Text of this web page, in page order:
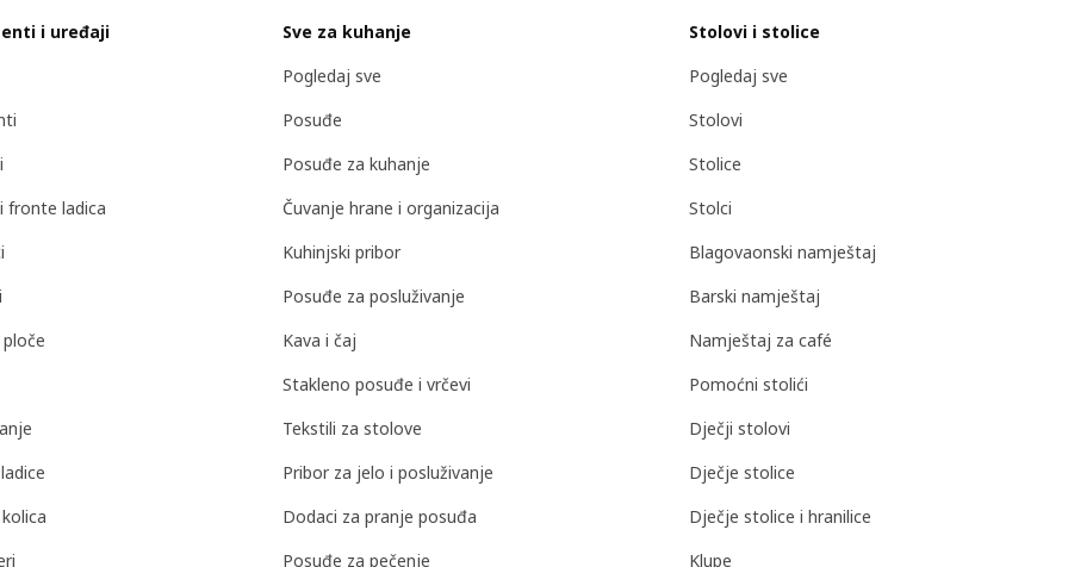
i uređaji
fronte ladica
Sve za kuhanje
Pogledaj sve
Posuđe
Posuđe za kuhanje
Čuvanje hrane i organizacija
Kuhinjski pribor
Posuđe za posluživanje
Kava i čaj
Stakleno posuđe i vrčevi
Tekstili za stolove
Pribor za jelo i posluživanje
Dodaci za pranje posuđa
Posuđe za pečenje
Stolovi i stolice
Pogledaj sve
Stolovi
Stolice
Stolci
Blagovaonski namještaj
Barski namještaj
Namještaj za café
Pomoćni stolići
Dječji stolovi
Dječje stolice
Dječje stolice i hranilice
Klupe